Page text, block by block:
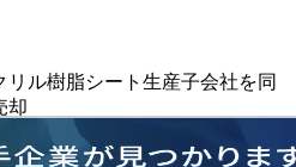
リル樹脂シート生産子会社を同
却